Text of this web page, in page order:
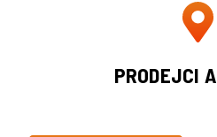
PRODEJCI